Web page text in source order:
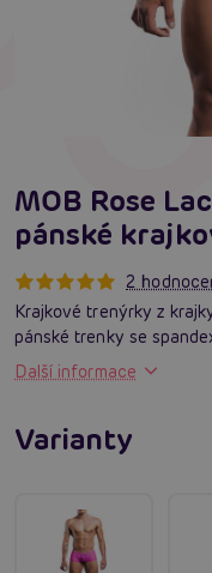
MOB Rose
pánské
2
Krajkové trenýrky z
pánské trenky se
Další informace
Varianty